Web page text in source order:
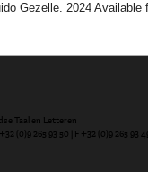
Gezelle. 2024 Available
Taal en Letteren
+32 (0)9 265 93 50 | F +32 (0)9 265 93